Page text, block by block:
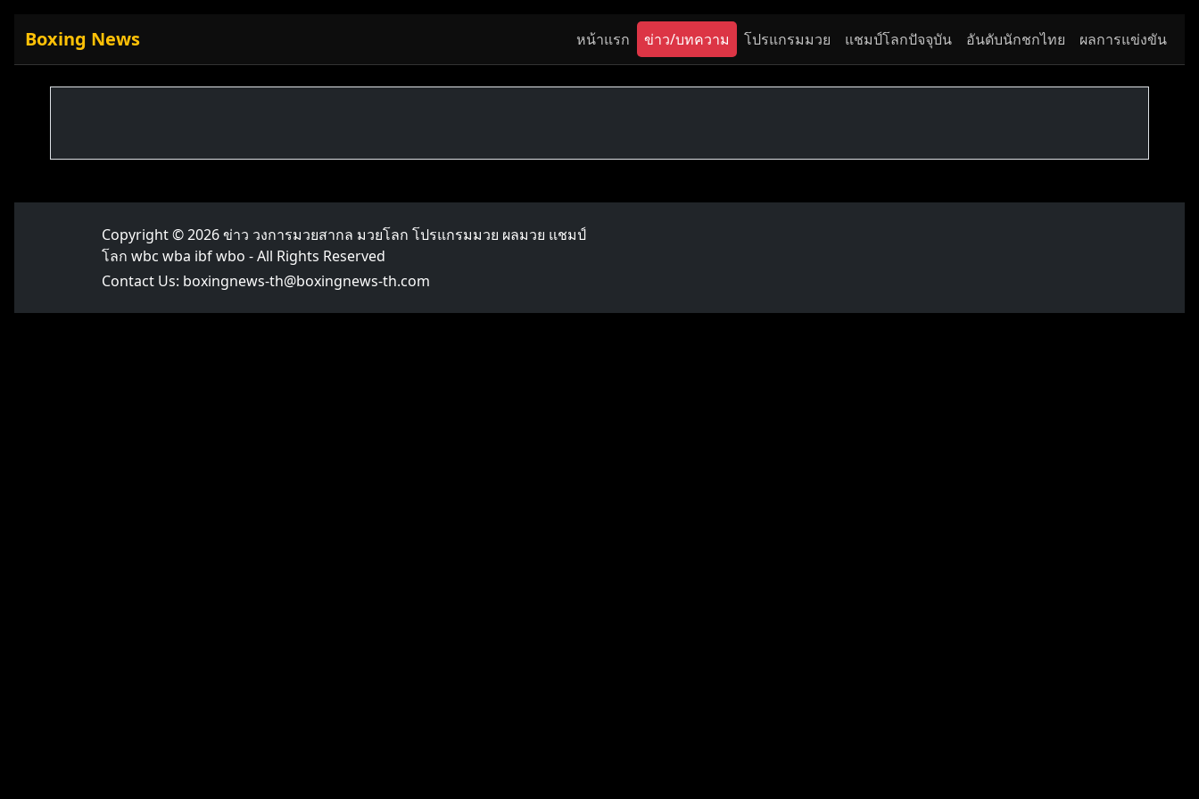
Boxing News หน้าแรก ข่าว/บทความ โปรแกรมมวย แชมป์โลกปัจจุบัน อันดับนักชกไทย ผลการแข่งขัน
Copyright © 2026ข่าว วงการมวยสากล มวยโลก โปรแกรมมวย ผลมวย แชมป์
โลก wbc wba ibf wbo - All Rights Reserved
Contact Us: boxingnews-th@boxingnews-th.com